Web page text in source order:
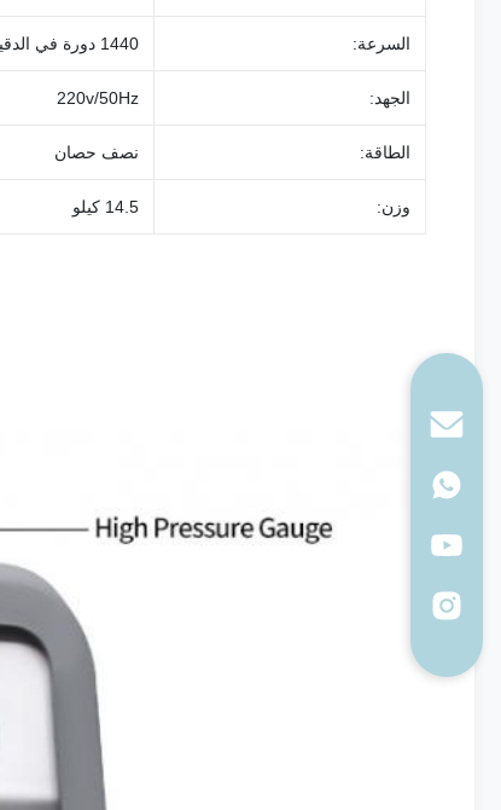
السرعة: 1440 دورة في الدقيقة
الجهد: 220v/50Hz
الطاقة: نصف حصان
وزن: 14.5 كيلو